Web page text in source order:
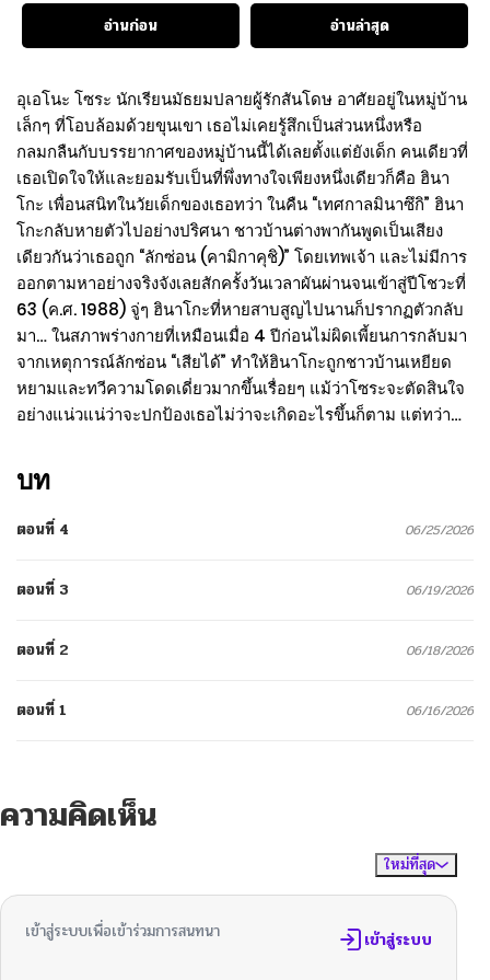
อ่านก่อน
อ่านล่าสุด
อุเอโนะ โซระ นักเรียนมัธยมปลายผู้รักสันโดษ อาศัยอยู่ในหมู่บ้าน
เล็กๆ ที่โอบล้อมด้วยขุนเขา เธอไม่เคยรู้สึกเป็นส่วนหนึ่งหรือ
กลมกลืนกับบรรยากาศของหมู่บ้านนี้ได้เลยตั้งแต่ยังเด็ก คนเดียวที่
เธอเปิดใจให้และยอมรับเป็นที่พึ่งทางใจเพียงหนึ่งเดียวก็คือ ฮินา
โกะ เพื่อนสนิทในวัยเด็กของเธอทว่า ในคืน “เทศกาลมินาซึกิ” ฮินา
โกะกลับหายตัวไปอย่างปริศนา ชาวบ้านต่างพากันพูดเป็นเสียง
เดียวกันว่าเธอถูก “ลักซ่อน (คามิกาคุชิ)” โดยเทพเจ้า และไม่มีการ
ออกตามหาอย่างจริงจังเลยสักครั้งวันเวลาผันผ่านจนเข้าสู่ปีโชวะที่
63 (ค.ศ. 1988) จู่ๆ ฮินาโกะที่หายสาบสูญไปนานก็ปรากฏตัวกลับ
มา… ในสภาพร่างกายที่เหมือนเมื่อ 4 ปีก่อนไม่ผิดเพี้ยนการกลับมา
จากเหตุการณ์ลักซ่อน “เสียได้” ทำให้ฮินาโกะถูกชาวบ้านเหยียด
หยามและทวีความโดดเดี่ยวมากขึ้นเรื่อยๆ แม้ว่าโซระจะตัดสินใจ
อย่างแน่วแน่ว่าจะปกป้องเธอไม่ว่าจะเกิดอะไรขึ้นก็ตาม แต่ทว่า…
บท
ตอนที่ 4 06/25/2026
ตอนที่ 3 06/19/2026
ตอนที่ 2 06/18/2026
ตอนที่ 1 06/16/2026
ความคิดเห็น
ใหม่ที่สุด
เข้าสู่ระบบเพื่อเข้าร่วมการสนทนา เข้าสู่ระบบ